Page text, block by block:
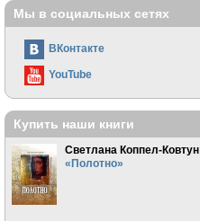
Мы в социальных сетях
ВКонтакте
YouTube
Купить наши книги
Светлана Коппел-Ковтун
«Полотно»